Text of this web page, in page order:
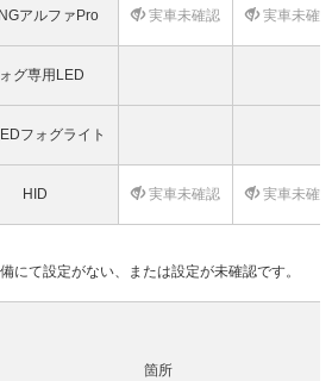
アルファPro 実車未確認 実車未確
グ専用LED
フォグライト
HID 実車未確認 実車未確
にて設定がない、または設定が未確認です。
箇所